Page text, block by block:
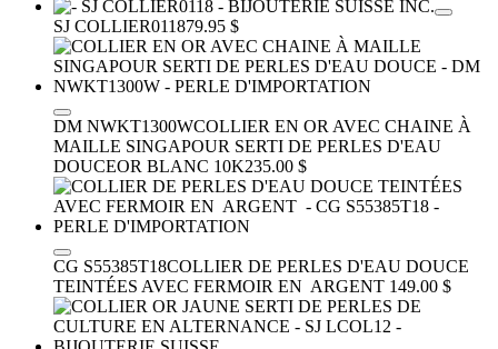
SJ COLLIER011879.95 $
DM NWKT1300WCOLLIER EN OR AVEC CHAINE À
MAILLE SINGAPOUR SERTI DE PERLES D'EAU
DOUCEOR BLANC 10K235.00 $
CG S55385T18COLLIER DE PERLES D'EAU DOUCE
TEINTÉES AVEC FERMOIR EN ARGENT 149.00 $